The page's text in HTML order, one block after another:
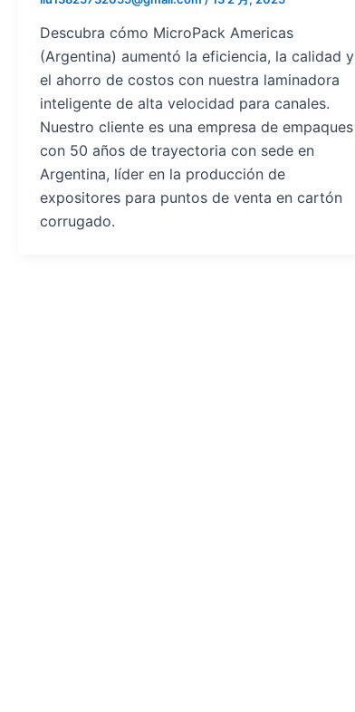
Descubra cómo MicroPack Americas
(Argentina) aumentó la eficiencia, la calidad y
el ahorro de costos con nuestra laminadora
inteligente de alta velocidad para canales.
Nuestro cliente es una empresa de empaques
con 50 años de trayectoria con sede en
Argentina, líder en la producción de
expositores para puntos de venta en cartón
corrugado.